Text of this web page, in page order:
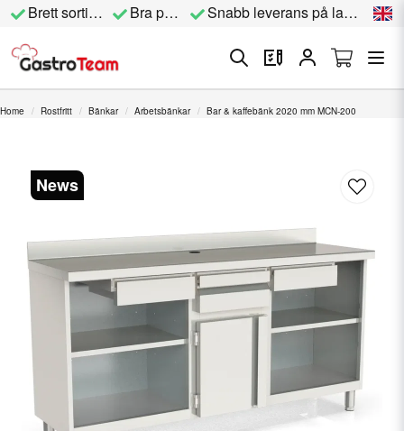
Brett sortiment Bra priser Snabb leverans på lagervara
Home Rostfritt Bänkar Arbetsbänkar Bar & kaffebänk 2020 mm MCN-200
News